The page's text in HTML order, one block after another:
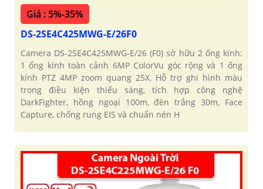
Giá : 5%-35%
DS-2SE4C425MWG-E/26F0
Camera DS-2SE4C425MWG-E/26 (F0) sở hữu 2 ống kính:
1 ống kính toàn cảnh 6MP ColorVu góc rộng và 1 ống
kính PTZ 4MP zoom quang 25X. Hỗ trợ ghi hình màu
trong điều kiện thiếu sáng, tích hợp công nghệ
DarkFighter, hồng ngoại 100m, đèn trắng 30m, Face
Capture, chống rung EIS và chuẩn nén H